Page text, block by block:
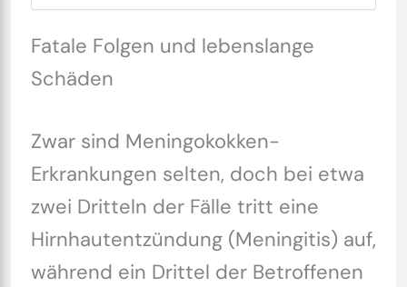
Fatale Folgen und lebenslange
Schäden
Zwar sind Meningokokken-
Erkrankungen selten, doch bei etwa
zwei Dritteln der Fälle tritt eine
Hirnhautentzündung (Meningitis) auf,
während ein Drittel der Betroffenen